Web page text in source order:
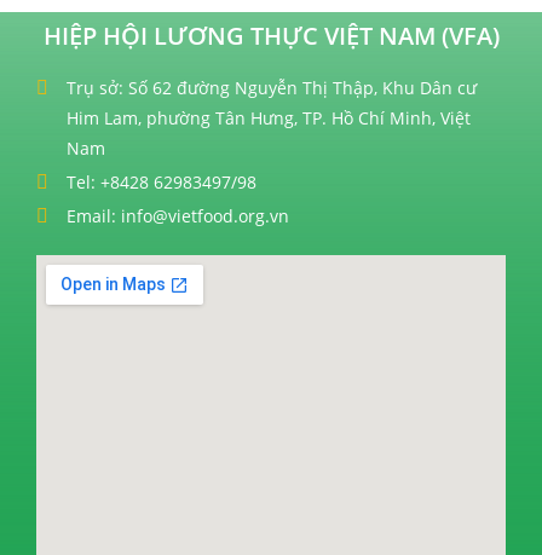
HIỆP HỘI LƯƠNG THỰC VIỆT NAM (VFA)
Trụ sở: Số 62 đường Nguyễn Thị Thập, Khu Dân cư
Him Lam, phường Tân Hưng, TP. Hồ Chí Minh, Việt
Nam
Tel: +8428 62983497/98
Email: info@vietfood.org.vn